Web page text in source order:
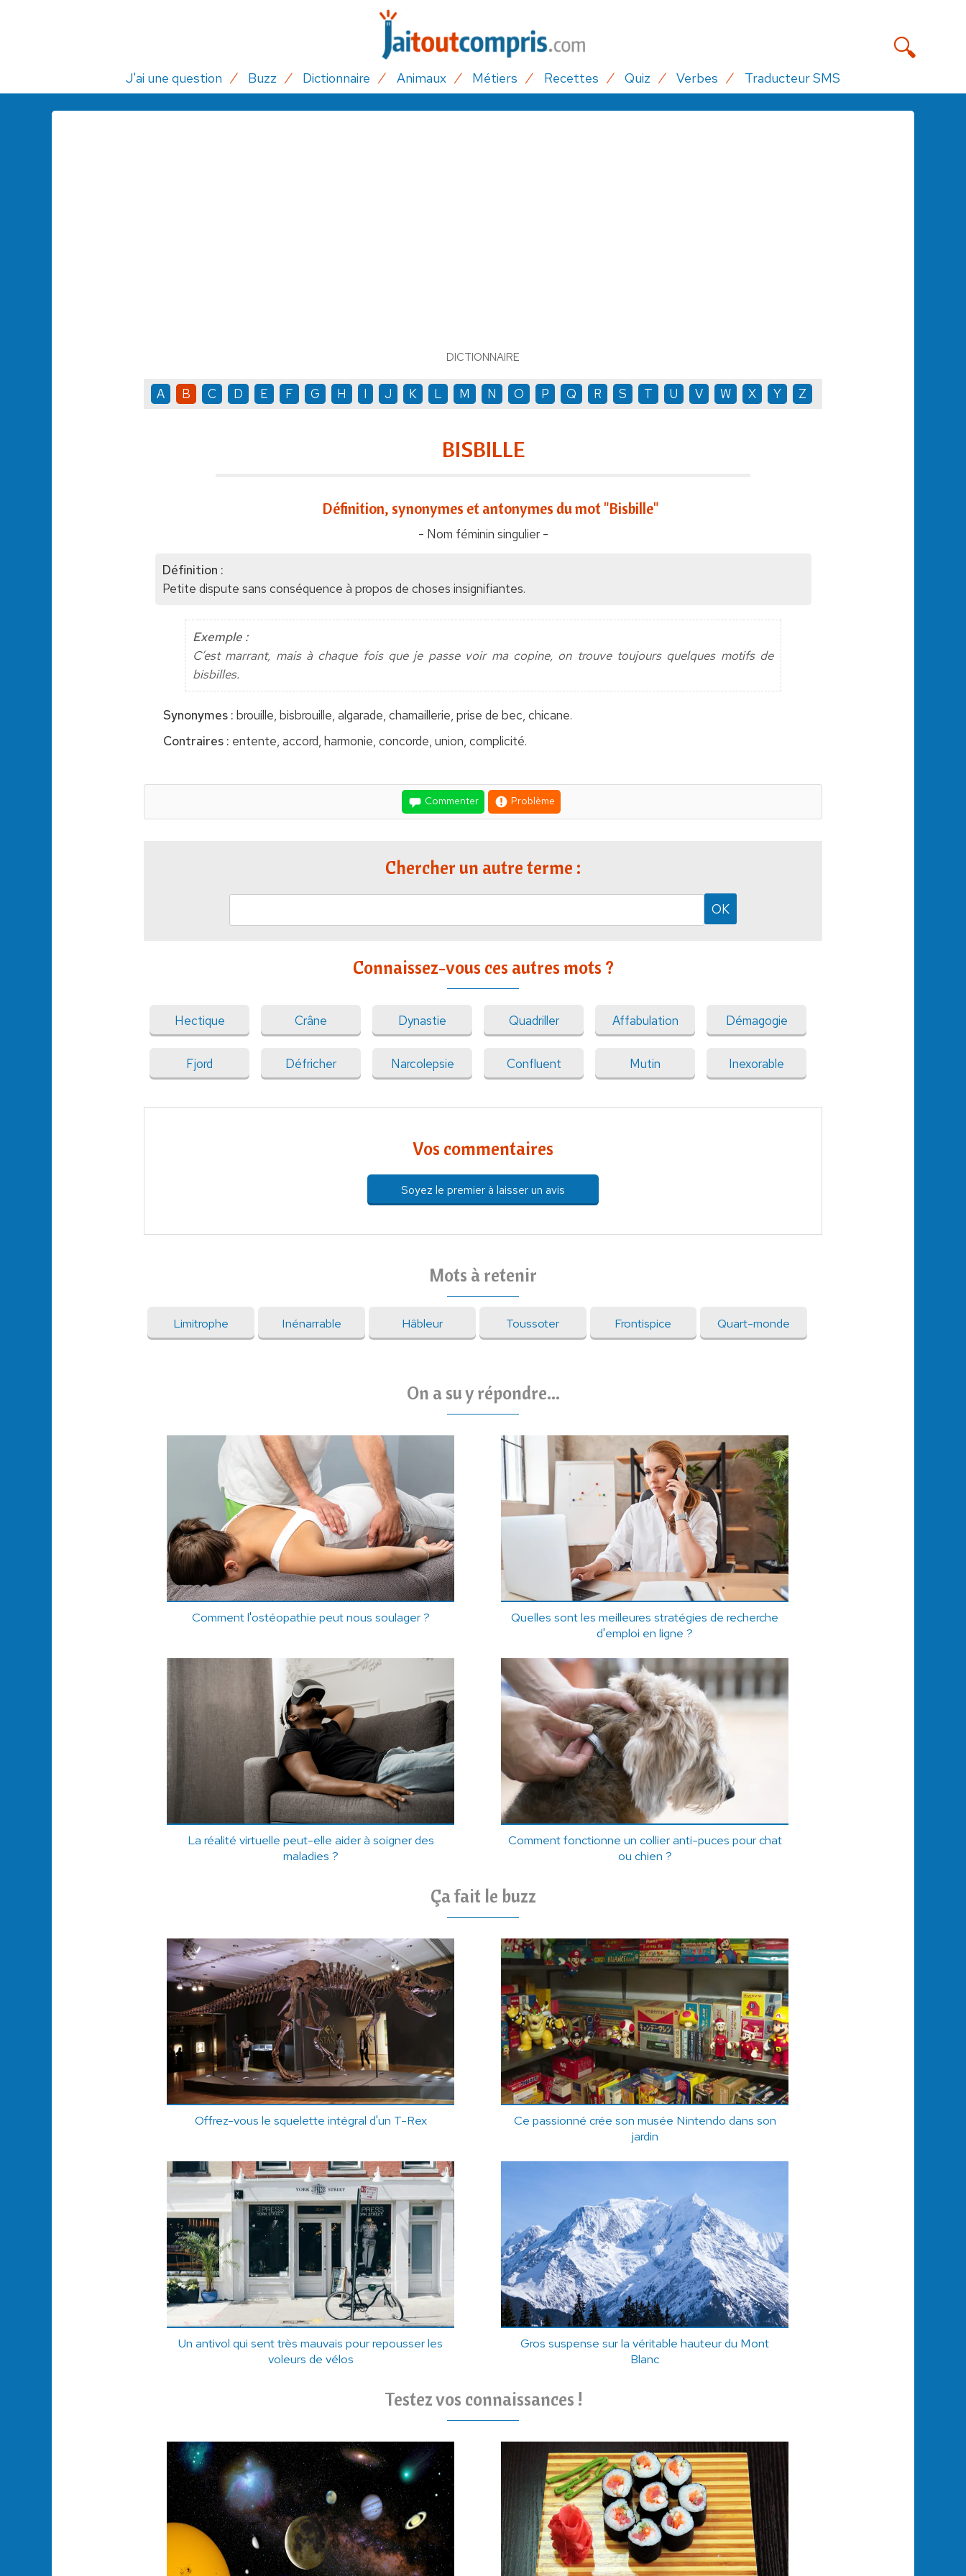
J'ai une question Buzz Dictionnaire Animaux Métiers Recettes Quiz Verbes Traducteur SMS
DICTIONNAIRE
A B C D E F G H I J K L M N O P Q R S T U V W X Y Z
BISBILLE
Définition, synonymes et antonymes du mot "Bisbille"
- Nom féminin singulier -
Définition :
Petite dispute sans conséquence à propos de choses insignifiantes.
Exemple :
C’est marrant, mais à chaque fois que je passe voir ma copine, on trouve toujours quelques motifs de
bisbilles.
Synonymes : brouille, bisbrouille, algarade, chamaillerie, prise de bec, chicane.
Contraires : entente, accord, harmonie, concorde, union, complicité.
Commenter Problème
Chercher un autre terme :
Connaissez-vous ces autres mots ?
Hectique Crâne Dynastie Quadriller Affabulation Démagogie
Fjord Défricher Narcolepsie Confluent Mutin Inexorable
Vos commentaires
Soyez le premier à laisser un avis
Mots à retenir
Limitrophe Inénarrable Hâbleur Toussoter Frontispice Quart-monde
On a su y répondre...
Comment l'ostéopathie peut nous soulager ?
Quelles sont les meilleures stratégies de recherche
d'emploi en ligne ?
La réalité virtuelle peut-elle aider à soigner des
maladies ?
Comment fonctionne un collier anti-puces pour chat
ou chien ?
Ça fait le buzz
Offrez-vous le squelette intégral d'un T-Rex
Ce passionné crée son musée Nintendo dans son
jardin
Un antivol qui sent très mauvais pour repousser les
voleurs de vélos
Gros suspense sur la véritable hauteur du Mont
Blanc
Testez vos connaissances !